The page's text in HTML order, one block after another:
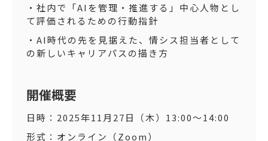
・社内で「AIを管理・推進する」中心人物とし
て評価されるための行動指針
・AI時代の先を見据えた、情シス担当者として
の新しいキャリアパスの描き方
開催概要
日時：2025年11月27日（木）13:00〜14:00
形式：オンライン（Zoom）